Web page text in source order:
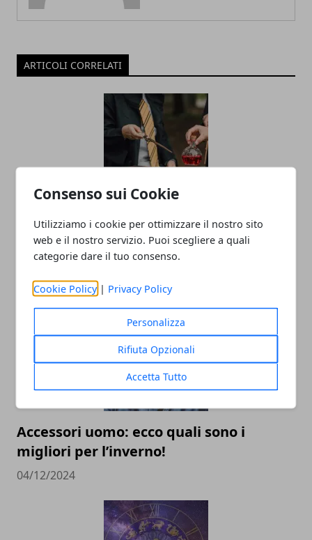
Consenso sui Cookie
Utilizziamo i cookie per ottimizzare il nostro sito
web e il nostro servizio. Puoi scegliere a quali
categorie dare il tuo consenso.
Cookie Policy | Privacy Policy
Personalizza
Rifiuta Opzionali
Accetta Tutto
ARTICOLI CORRELATI
L’universo Harry Potter: libri, film,
mostre e serie TV, tutte le versioni del
mondo fantasy più noto al mondo
02/09/2025
Accessori uomo: ecco quali sono i
migliori per l’inverno!
04/12/2024